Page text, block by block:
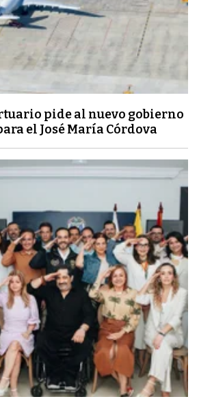
pide al nuevo gobierno
el José María Córdova